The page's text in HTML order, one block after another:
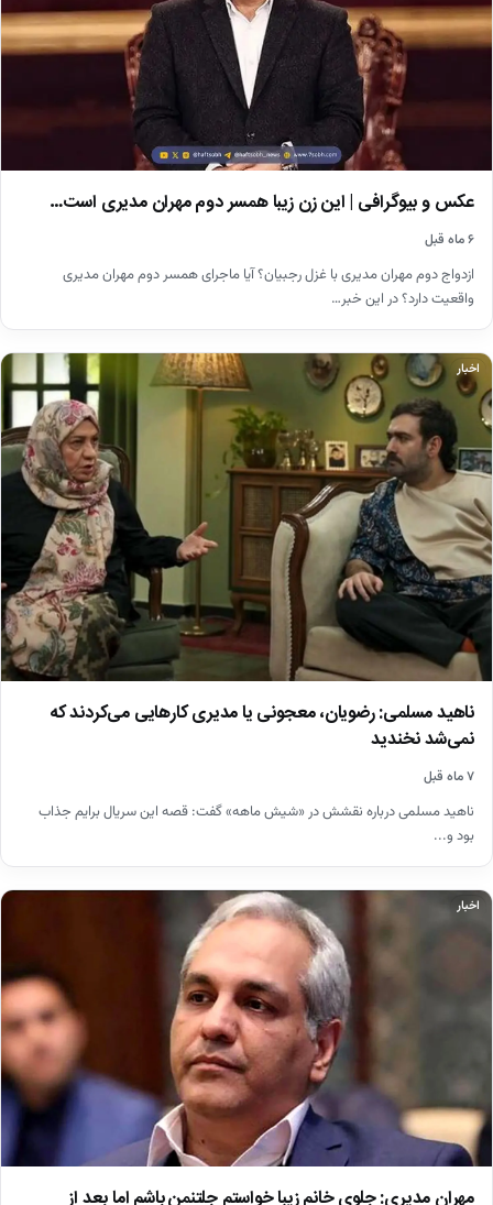
عکس و بیوگرافی | این زن زیبا همسر دوم مهران مدیری است…
۶ ماه قبل
ازدواج دوم مهران مدیری با غزل رجبیان؟ آیا ماجرای همسر دوم مهران مدیری
واقعیت دارد؟ در این خبر…
اخبار
ناهید مسلمی: رضویان، معجونی یا مدیری کارهایی می‌کردند که
نمی‌شد نخندید
۷ ماه قبل
ناهید مسلمی درباره نقشش در «شیش ماهه» گفت: قصه این سریال برایم جذاب
بود و...
اخبار
مهران مدیری: جلوی خانم زیبا خواستم جلتنمن باشم اما بعد از